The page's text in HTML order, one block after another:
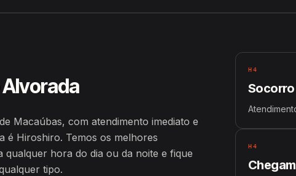
Macaúbas, com atendimento imediato e
é Hiroshiro. Temos os melhores
hora do dia ou da noite e fique
tipo.
H4
H4